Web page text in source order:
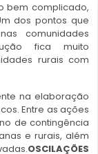
bem complicado,
dos pontos que
comunidades
fica muito
rurais com
na elaboração
Entre as ações
de contingência
e rurais, além
OSCILAÇÕES